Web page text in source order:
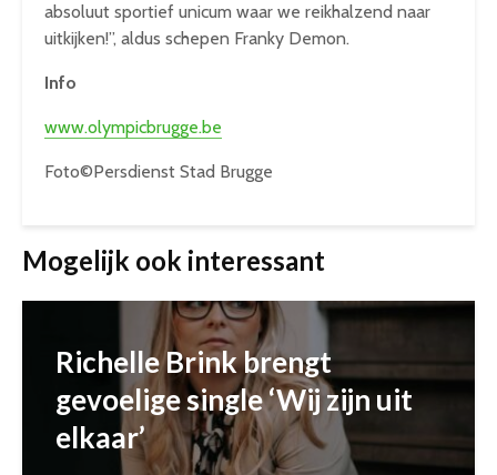
absoluut sportief unicum waar we reikhalzend naar
uitkijken!”, aldus schepen Franky Demon.
Info
www.olympicbrugge.be
Foto©Persdienst Stad Brugge
Mogelijk ook interessant
Richelle Brink brengt
gevoelige single ‘Wij zijn uit
elkaar’